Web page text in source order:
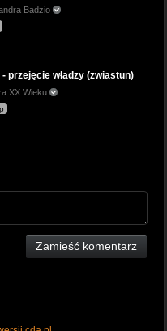
Badzio
- przejęcie władzy (zwiastun)
XX Wieku
Zamieść komentarz